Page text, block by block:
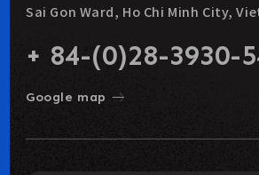
Sai Gon Ward, Ho Chi Minh City,
+ 84-(0)28-3930-
Google map east